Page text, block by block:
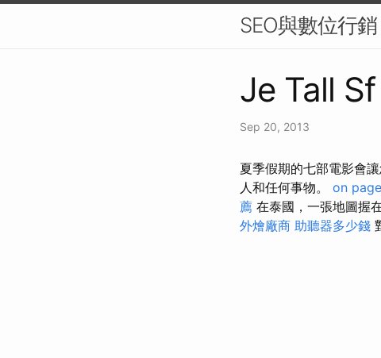
SEO與數位行
Je Tall
Sep 20, 2013
夏季假期的七部電影會
人和任何事物。 on
薦 在泰國，一張地圖握
外燴廠商 助聽器多少錢